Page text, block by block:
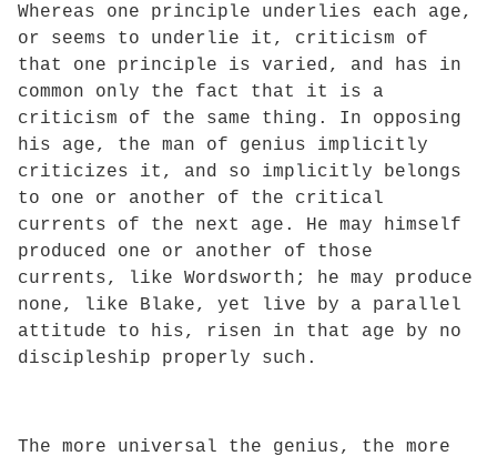
Whereas one principle underlies each age,
or seems to underlie it, criticism of
that one principle is varied, and has in
common only the fact that it is a
criticism of the same thing. In opposing
his age, the man of genius implicitly
criticizes it, and so implicitly belongs
to one or another of the critical
currents of the next age. He may himself
produced one or another of those
currents, like Wordsworth; he may produce
none, like Blake, yet live by a parallel
attitude to his, risen in that age by no
discipleship properly such.
The more universal the genius, the more